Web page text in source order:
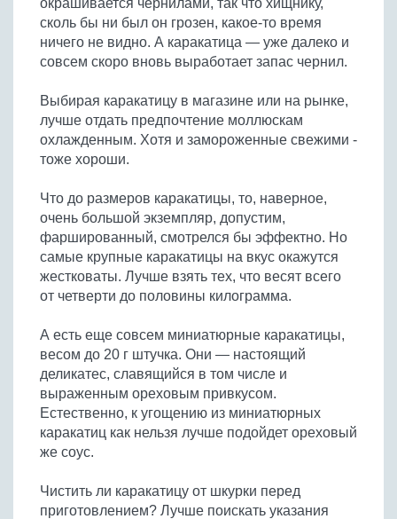
Бобовые
Яйца
Крупы
окрашивается чернилами, так что хищнику,
сколь бы ни был он грозен, какое-то время
ничего не видно. А каракатица — уже далеко и
совсем скоро вновь выработает запас чернил.
Выбирая каракатицу в магазине или на рынке,
лучше отдать предпочтение моллюскам
охлажденным. Хотя и замороженные свежими -
тоже хороши.
Что до размеров каракатицы, то, наверное,
очень большой экземпляр, допустим,
фаршированный, смотрелся бы эффектно. Но
самые крупные каракатицы на вкус окажутся
жестковаты. Лучше взять тех, что весят всего
от четверти до половины килограмма.
А есть еще совсем миниатюрные каракатицы,
весом до 20 г штучка. Они — настоящий
деликатес, славящийся в том числе и
выраженным ореховым привкусом.
Естественно, к угощению из миниатюрных
каракатиц как нельзя лучше подойдет ореховый
же соус.
Чистить ли каракатицу от шкурки перед
приготовлением? Лучше поискать указания